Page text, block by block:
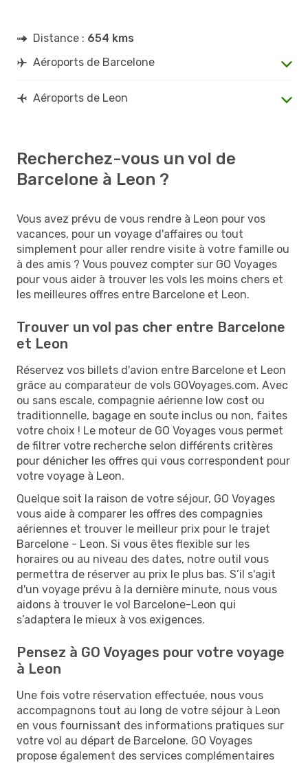
Distance : 654 kms
Aéroports de Barcelone
Aéroports de Leon
Recherchez-vous un vol de
Barcelone à Leon ?
Vous avez prévu de vous rendre à Leon pour vos
vacances, pour un voyage d'affaires ou tout
simplement pour aller rendre visite à votre famille ou
à des amis ? Vous pouvez compter sur GO Voyages
pour vous aider à trouver les vols les moins chers et
les meilleures offres entre Barcelone et Leon.
Trouver un vol pas cher entre Barcelone
et Leon
Réservez vos billets d'avion entre Barcelone et Leon
grâce au comparateur de vols GOVoyages.com. Avec
ou sans escale, compagnie aérienne low cost ou
traditionnelle, bagage en soute inclus ou non, faites
votre choix ! Le moteur de GO Voyages vous permet
de filtrer votre recherche selon différents critères
pour dénicher les offres qui vous correspondent pour
votre voyage à Leon.
Quelque soit la raison de votre séjour, GO Voyages
vous aide à comparer les offres des compagnies
aériennes et trouver le meilleur prix pour le trajet
Barcelone - Leon. Si vous êtes flexible sur les
horaires ou au niveau des dates, notre outil vous
permettra de réserver au prix le plus bas. S’il s'agit
d'un voyage prévu à la dernière minute, nous vous
aidons à trouver le vol Barcelone-Leon qui
s’adaptera le mieux à vos exigences.
Pensez à GO Voyages pour votre voyage
à Leon
Une fois votre réservation effectuée, nous vous
accompagnons tout au long de votre séjour à Leon
en vous fournissant des informations pratiques sur
votre vol au départ de Barcelone. GO Voyages
propose également des services complémentaires